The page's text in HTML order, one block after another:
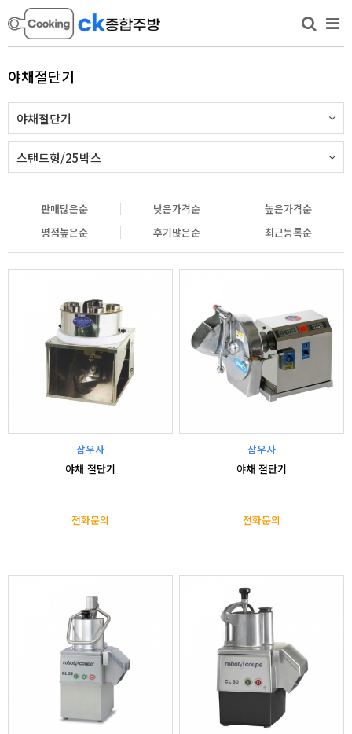
야채절단기
야채절단기
스탠드형/25박스
판매많은순 낮은가격순
높은가격순
평점높은순
후기많은순 최근등록순
삼우사
야채 절단기
전화문의
삼우사
야채 절단기
전화문의